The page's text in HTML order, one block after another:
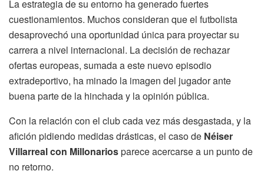
La estrategia de su entorno ha generado fuertes
cuestionamientos. Muchos consideran que el futbolista
desaprovechó una oportunidad única para proyectar su
carrera a nivel internacional. La decisión de rechazar
ofertas europeas, sumada a este nuevo episodio
extradeportivo, ha minado la imagen del jugador ante
buena parte de la hinchada y la opinión pública.
Con la relación con el club cada vez más desgastada, y la
afición pidiendo medidas drásticas, el caso de Néiser
Villarreal con Millonariosparece acercarse a un punto de
no retorno.